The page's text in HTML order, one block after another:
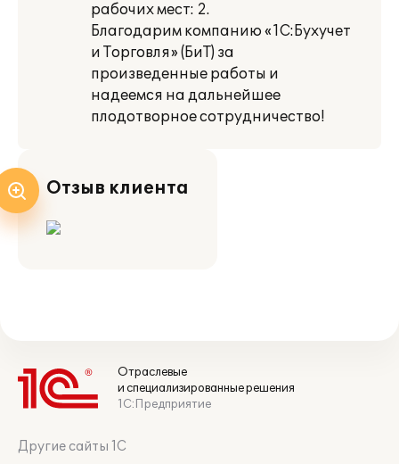
рабочих мест: 2.
Благодарим компанию «1С:Бухучет
и Торговля» (БиТ) за
произведенные работы и
надеемся на дальнейшее
плодотворное сотрудничество!
Отзыв клиента
Отраслевые
и специализированные решения
1С:Предприятие
Другие сайты 1С